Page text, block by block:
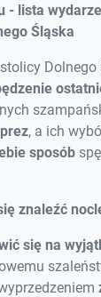
- lista
Śląska
Dolnego
, a ich
sposób
znaleźć
się na